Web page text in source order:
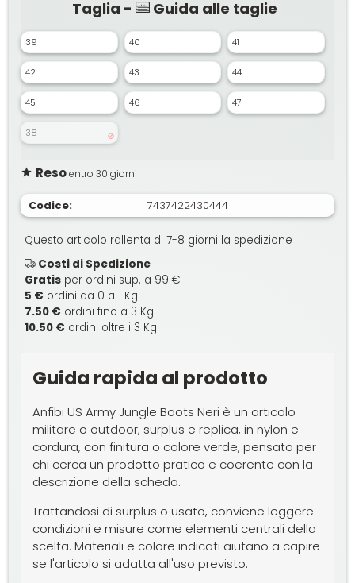
Taglia - Guida alle taglie
39 40 41
42 43 44
45 46 47
38
Resoentro 30 giorni
Codice: 7437422430444
Questo articolo rallenta di 7-8 giorni la spedizione
Costi di Spedizione
Gratis per ordini sup. a 99 €
5 € ordini da 0 a 1 Kg
7.50 € ordini fino a 3 Kg
10.50 € ordini oltre i 3 Kg
Guida rapida al prodotto
Anfibi US Army Jungle Boots Neri è un articolo
militare o outdoor, surplus e replica, in nylon e
cordura, con finitura o colore verde, pensato per
chi cerca un prodotto pratico e coerente con la
descrizione della scheda.
Trattandosi di surplus o usato, conviene leggere
condizioni e misure come elementi centrali della
scelta. Materiali e colore indicati aiutano a capire
se l'articolo si adatta all'uso previsto.